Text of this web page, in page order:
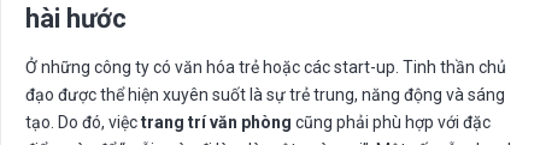
hài hước
Ở những công ty có văn hóa trẻ hoặc các start-up. Tinh thần chủ
đạo được thể hiện xuyên suốt là sự trẻ trung, năng động và sáng
tạo. Do đó, việctrang trí văn phòng cũng phải phù hợp với đặc